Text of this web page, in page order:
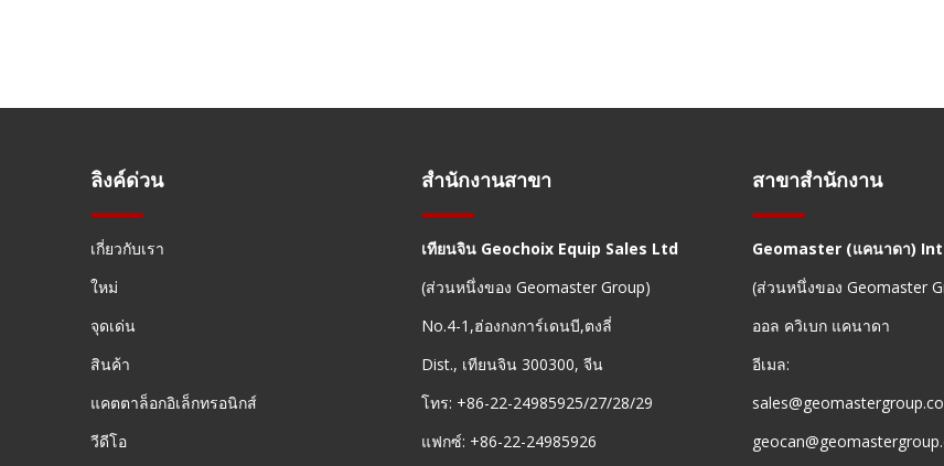
ลิงค์ด่วน
เกี่ยวกับเรา
ใหม่
จุดเด่น
สินค้า
แคตตาล็อกอิเล็กทรอนิกส์
วีดีโอ
สำนักงานสาขา
เทียนจิน Geochoix Equip Sales Ltd
(ส่วนหนึ่งของ Geomaster Group)
No.4-1,ฮ่องกงการ์เดนบี,ตงลี่
Dist., เทียนจิน 300300, จีน
โทร: +86-22-24985925/27/28/29
แฟกซ์: +86-22-24985926
สาขาสำนักงาน
Geomaster (แคนาดา)
(ส่วนหนึ่งของ Geomaster
ออล ควิเบก แคนาดา
อีเมล: